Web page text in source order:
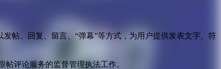
帖、回复、留言、“弹幕”等方式，为用户提供发表文字、符
评论服务的监督管理执法工作。